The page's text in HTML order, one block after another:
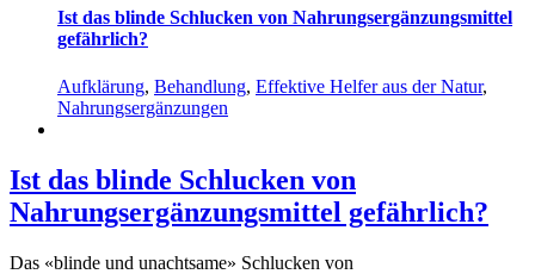
Ist das blinde Schlucken von Nahrungsergänzungsmittel
gefährlich?
Aufklärung, Behandlung, Effektive Helfer aus der Natur,
Nahrungsergänzungen
Ist das blinde Schlucken von
Nahrungsergänzungsmittel gefährlich?
Das «blinde und unachtsame» Schlucken von